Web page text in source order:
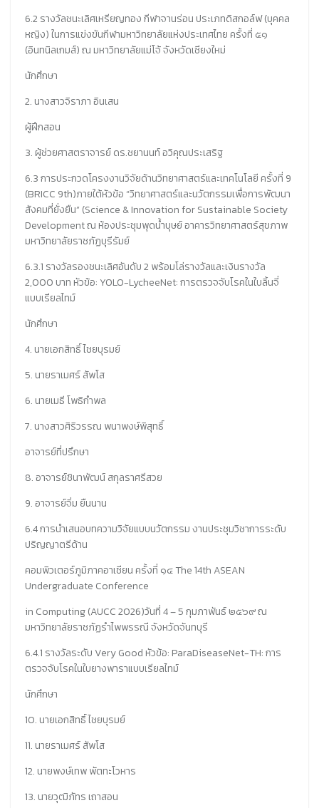
6.2 รางวัลชนะเลิศเหรียญทอง กีฬาจานร่อน ประเภทดิสกอล์ฟ (บุคคล
หญิง) ในการแข่งขันกีฬามหาวิทยาลัยแห่งประเทศไทย ครั้งที่ ๕๑
(อินทนิลเกมส์) ณ มหาวิทยาลัยแม่โจ้ จังหวัดเชียงใหม่
นักศึกษา
2. นางสาวจิราภา อินเสน
ผู้ฝึกสอน
3. ผู้ช่วยศาสตราจารย์ ดร.ชยานนท์ อวิคุณประเสริฐ
6.3 การประกวดโครงงานวิจัยด้านวิทยาศาสตร์และเทคโนโลยี ครั้งที่ 9
(BRICC 9th)ภายใต้หัวข้อ “วิทยาศาสตร์และนวัตกรรมเพื่อการพัฒนา
สังคมที่ยั่งยืน” (Science & Innovation for Sustainable Society
Development ณ ห้องประชุมพุดน้ำบุษย์ อาคารวิทยาศาสตร์สุขภาพ
มหาวิทยาลัยราชภัฏบุรีรัมย์
6.3.1 รางวัลรองชนะเลิศอันดับ 2 พร้อมโล่รางวัลและเงินรางวัล
2,000 บาท หัวข้อ: YOLO-LycheeNet: การตรวจจับโรคในใบลิ้นจี่
แบบเรียลไทม์
นักศึกษา
4. นายเอกสิทธิ์ ไชยบุรมย์
5. นายราเมศร์ สัพโส
6. นายเมธี โพธิกำพล
7. นางสาวศิริวรรณ พนาพงษ์พิสุทธิ์
อาจารย์ที่ปรึกษา
8. อาจารย์ชินาพัฒน์ สกุลราศรีสวย
9. อาจารย์จิ่ม ยืนนาน
6.4 การนำเสนอบทความวิจัยแบบนวัตกรรม งานประชุมวิชาการระดับ
ปริญญาตรีด้าน
คอมพิวเตอร์ภูมิภาคอาเซียน ครั้งที่ ๑๔ The 14th ASEAN
Undergraduate Conference
in Computing (AUCC 2026)วันที่ 4 – 5 กุมภาพันธ์ ๒๕๖๙ ณ
มหาวิทยาลัยราชภัฏรำไพพรรณี จังหวัดจันทบุรี
6.4.1 รางวัลระดับ Very Good หัวข้อ: ParaDiseaseNet-TH: การ
ตรวจจับโรคในใบยางพาราแบบเรียลไทม์
นักศึกษา
10. นายเอกสิทธิ์ ไชยบุรมย์
11. นายราเมศร์ สัพโส
12. นายพงษ์เทพ พัตทะโวหาร
13. นายวุฒิภัทร เถาสอน